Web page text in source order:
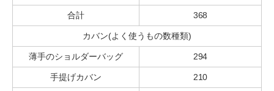
合計 368
カバン(よく使うもの数種類)
薄手のショルダーバッグ 294
手提げカバン 210